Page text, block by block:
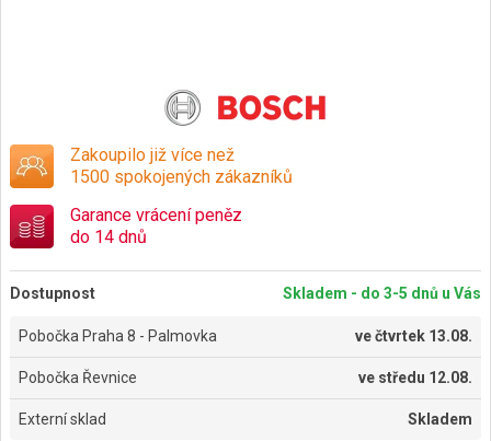
Zakoupilo již více než
1500 spokojených zákazníků
Garance vrácení peněz
do 14 dnů
Dostupnost Skladem - do 3-5 dnů u Vás
Pobočka Praha 8 - Palmovka večtvrtek 13.08.
Pobočka Řevnice ve středu 12.08.
Externí sklad Skladem